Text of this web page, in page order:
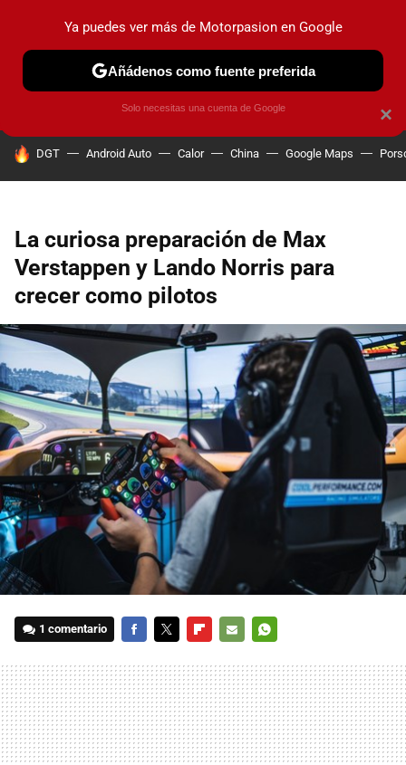
PRUEBAS COCHES ELÉCTRICOS OBSERVATORIO
HOY SE HABLA DE
DGT Android Auto Calor China Google Maps
La curiosa preparación de Max
Verstappen y Lando Norris para
crecer como pilotos
1 comentario
MAIL
×
Ya puedes ver más de Motorpasion en Google
Añádenos como fuente preferida
Solo necesitas una cuenta de Google